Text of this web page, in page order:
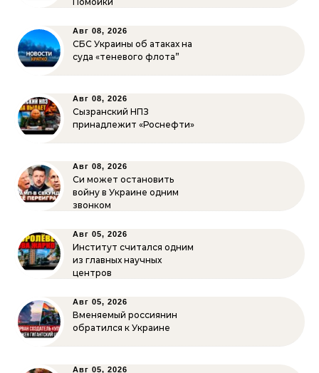
Авг 08, 2026
СБС Украины об атаках на
суда «теневого флота”
Авг 08, 2026
Сызранский НПЗ
принадлежит «Роснефти»
Авг 08, 2026
Си может остановить
войну в Украине одним
звонком
Авг 05, 2026
Институт считался одним
из главных научных
центров
Авг 05, 2026
Вменяемый россиянин
обратился к Украине
Авг 05, 2026